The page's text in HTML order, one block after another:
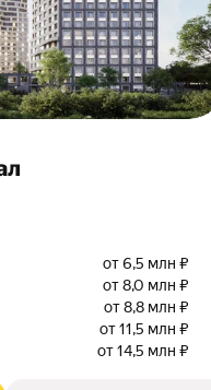
от 6,5 млн ₽
от 8,0 млн ₽
от 8,8 млн ₽
от 11,5 млн ₽
от 14,5 млн ₽